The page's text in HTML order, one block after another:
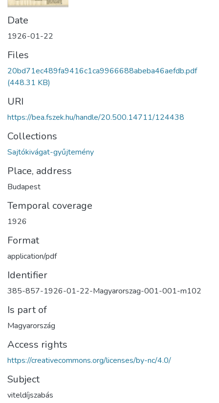
Date
1926-01-22
Files
20bd71ec489fa9416c1ca9966688abeba46aefdb.pdf
(448.31 KB)
URI
https://bea.fszek.hu/handle/20.500.14711/124438
Collections
Sajtókivágat-gyűjtemény
Place, address
Budapest
Temporal coverage
1926
Format
application/pdf
Identifier
385-857-1926-01-22-Magyarorszag-001-001-m102
Is part of
Magyarország
Access rights
https://creativecommons.org/licenses/by-nc/4.0/
Subject
viteldíjszabás